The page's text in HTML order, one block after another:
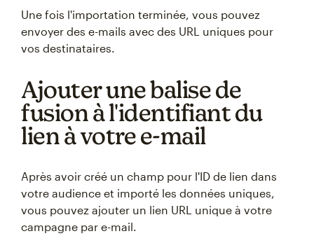
Une fois l'importation terminée, vous pouvez
envoyer des e-mails avec des URL uniques pour
vos destinataires.
Ajouter une balise de
fusion à l'identifiant du
lien à votre e-mail
Après avoir créé un champ pour l'ID de lien dans
votre audience et importé les données uniques,
vous pouvez ajouter un lien URL unique à votre
campagne par e-mail.